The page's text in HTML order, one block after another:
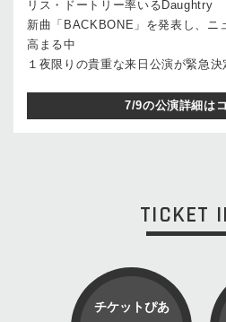
リス・ドートリー率いるDaughtry
新曲「BACKBONE」を発表し、ニ
高まる中
１夜限りの貴重な来日公演が緊急決
7/9の公演詳細は
TICKET
チケットぴあ